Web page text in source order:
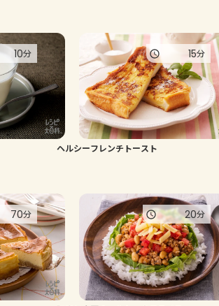
10分
ヘルシーフレンチトースト
15分
70分 20分